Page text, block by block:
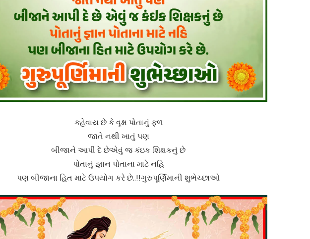
કહેવાય છે કે વૃક્ષ પોતાનું ફળ
જાતે નથી ખાતું પણ
બીજાને આપી દે છે એવું જ કંઇક શિક્ષકનું છે
પોતાનું જ્ઞાન પોતાના માટે નહિ
પણ બીજાના હિત માટે ઉપયોગ કરે છે..!! ગુરુપૂર્ણિમાની શુભેચ્છાઓ